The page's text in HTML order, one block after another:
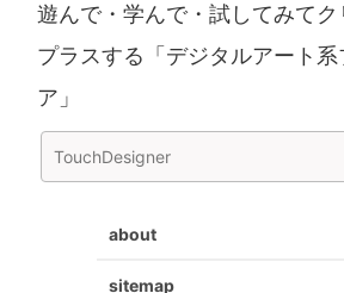
遊んで・学んで・試してみてク
プラスする「デジタルアート系
ア」
about
sitemap